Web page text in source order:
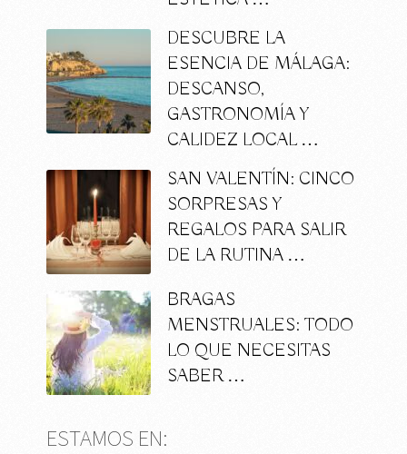
DESCUBRE LA
ESENCIA DE MÁLAGA:
DESCANSO,
GASTRONOMÍA Y
CALIDEZ LOCAL …
SAN VALENTÍN: CINCO
SORPRESAS Y
REGALOS PARA SALIR
DE LA RUTINA …
BRAGAS
MENSTRUALES: TODO
LO QUE NECESITAS
SABER …
ESTAMOS EN: